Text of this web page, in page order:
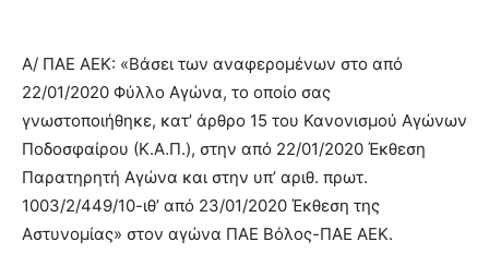
Α/ ΠΑΕ ΑΕΚ: «Βάσει των αναφερομένων στο από
22/01/2020 Φύλλο Αγώνα, το οποίο σας
γνωστοποιήθηκε, κατ’ άρθρο 15 του Κανονισμού Αγώνων
Ποδοσφαίρου (Κ.Α.Π.), στην από 22/01/2020 Έκθεση
Παρατηρητή Αγώνα και στην υπ’ αριθ. πρωτ.
1003/2/449/10-ιθ’ από 23/01/2020 Έκθεση της
Αστυνομίας» στον αγώνα ΠΑΕ Βόλος-ΠΑΕ ΑΕΚ.